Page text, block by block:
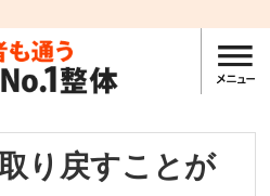
り戻すことが